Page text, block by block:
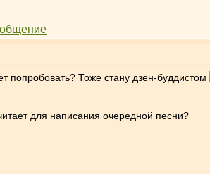
попробовать? Тоже стану дзен-буддистом
для написания очередной песни?